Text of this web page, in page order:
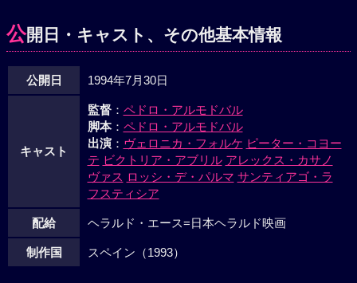
公開日・キャスト、その他基本情報
公開日 1994年7月30日
キャスト
監督： ペドロ・アルモドバル
脚本： ペドロ・アルモドバル
出演： ヴェロニカ・フォルケ ピーター・コヨー
テ ビクトリア・アブリル アレックス・カサノ
ヴァス ロッシ・デ・パルマ サンティアゴ・ラ
フスティシア
配給 ヘラルド・エース=日本ヘラルド映画
制作国 スペイン（1993）